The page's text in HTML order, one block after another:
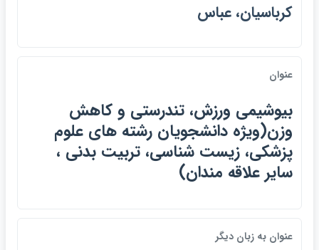
كرباسيان، عباس
عنوان
بيوشيمي ورزش، تندرستي و كاهش
وزن(ويژه دانشجويان رشته هاي علوم
پزشكي، زيست شناسي، تربيت بدني ،
ساير علاقه مندان)
عنوان به زبان ديگر